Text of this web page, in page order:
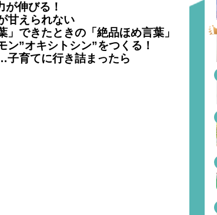
が伸びる！
甘えられない
できたときの「絶品ほめ言葉」
”オキシトシン”をつくる！
育てに行き詰まったら